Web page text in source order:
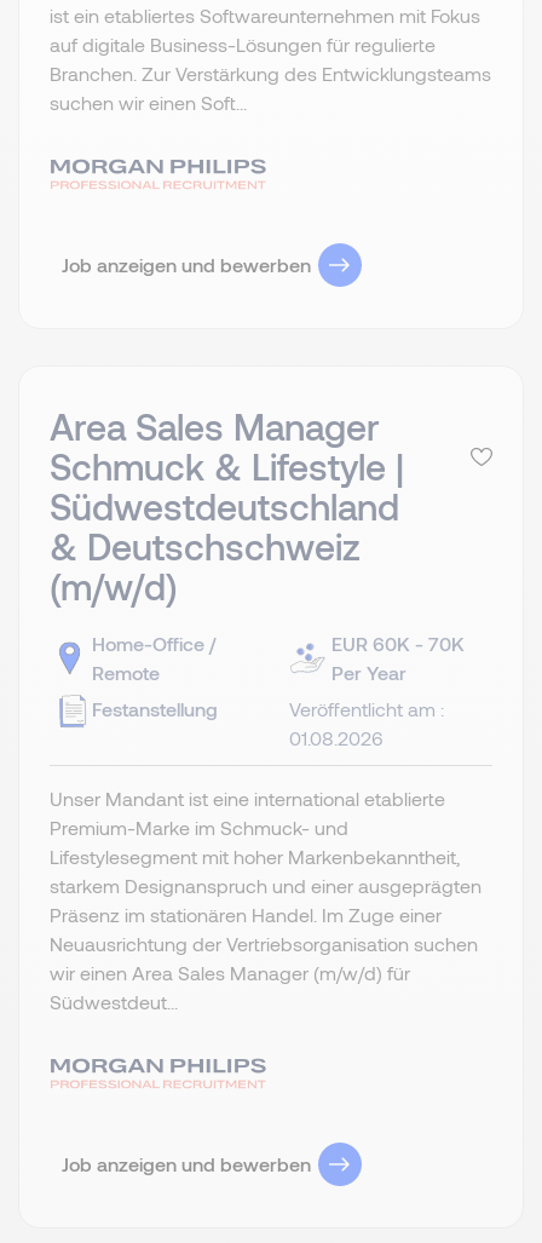
ist ein etabliertes Softwareunternehmen mit Fokus
auf digitale Business-Lösungen für regulierte
Branchen. Zur Verstärkung des Entwicklungsteams
suchen wir einen Soft...
Job anzeigen und bewerben
Area Sales Manager
Schmuck & Lifestyle |
Südwestdeutschland
& Deutschschweiz
(m/w/d)
Home-Office /
Remote
Festanstellung
EUR 60K - 70K
Per Year
Veröffentlicht am :
01.08.2026
Unser Mandant ist eine international etablierte
Premium-Marke im Schmuck- und
Lifestylesegment mit hoher Markenbekanntheit,
starkem Designanspruch und einer ausgeprägten
Präsenz im stationären Handel. Im Zuge einer
Neuausrichtung der Vertriebsorganisation suchen
wir einen Area Sales Manager (m/w/d) für
Südwestdeut...
Job anzeigen und bewerben